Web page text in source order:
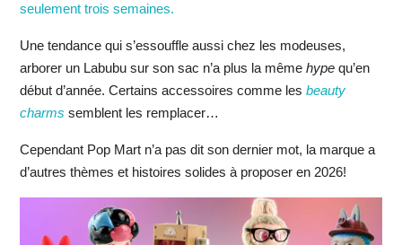
seulement trois semaines.
Une tendance qui s’essouffle aussi chez les modeuses,
arborer un Labubu sur son sac n’a plus la même hypequ’en
début d’année. Certains accessoires comme les beauty
charms semblent les remplacer…
Cependant Pop Mart n’a pas dit son dernier mot, la marque a
d’autres thèmes et histoires solides à proposer en 2026!